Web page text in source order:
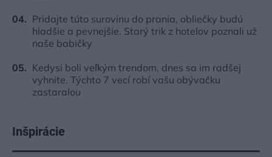
Pridajte túto surovinu do prania, obliečky budú
hladšie a pevnejšie. Starý trik z hotelov poznali už
naše babičky
Kedysi boli veľkým trendom, dnes sa im radšej
vyhnite. Týchto 7 vecí robí vašu obývačku
zastaralou
Inšpirácie